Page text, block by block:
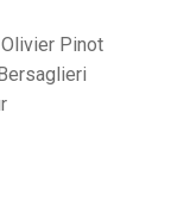
Pinot